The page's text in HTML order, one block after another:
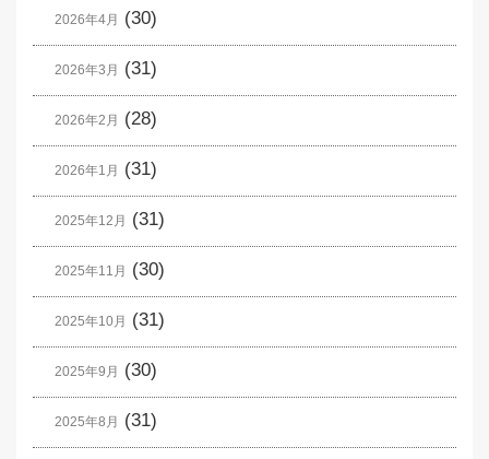
2026年4月 (30)
2026年3月 (31)
2026年2月 (28)
2026年1月 (31)
2025年12月 (31)
2025年11月 (30)
2025年10月 (31)
2025年9月 (30)
2025年8月 (31)